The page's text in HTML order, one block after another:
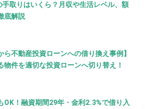
取りはいくら？月収や生活レベル、額
底解説
ら不動産投資ローンへの借り換え事例】
物件を適切な投資ローンへ切り替え！
OK！融資期間29年・金利2.3%で借り入